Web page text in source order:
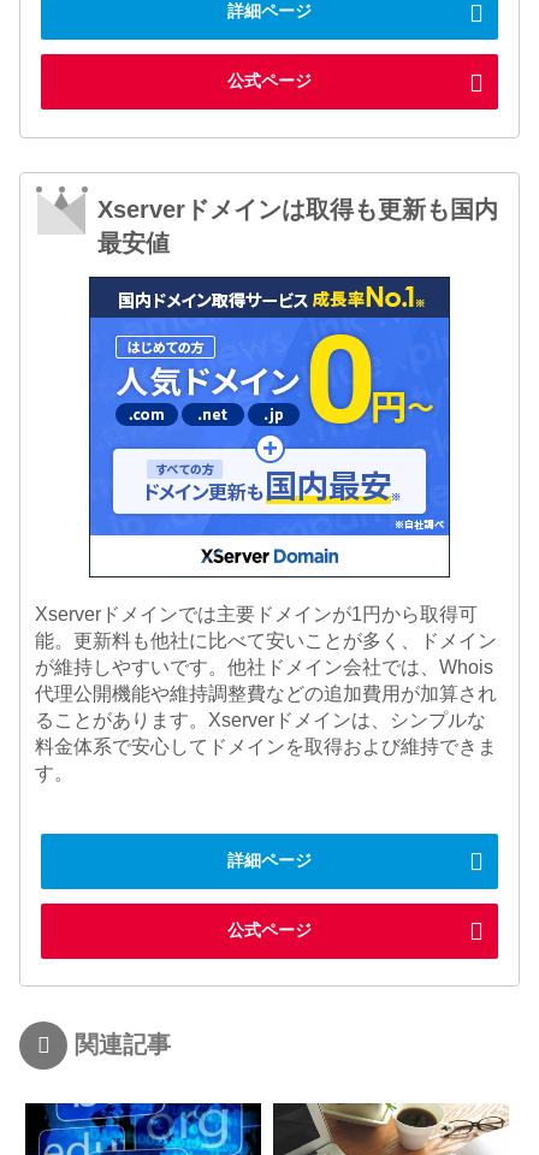
詳細ページ
公式ページ
Xserverドメインは取得も更新も国内
最安値
Xserverドメインでは主要ドメインが1円から取得可
能。更新料も他社に比べて安いことが多く、ドメイン
が維持しやすいです。他社ドメイン会社では、Whois
代理公開機能や維持調整費などの追加費用が加算され
ることがあります。Xserverドメインは、シンプルな
料金体系で安心してドメインを取得および維持できま
す。
詳細ページ
公式ページ
関連記事